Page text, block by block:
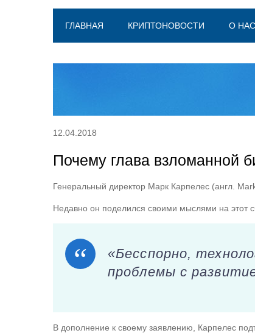
ГЛАВНАЯ КРИПТОНОВОСТИ О НАС
12.04.2018
Почему глава взломанной
Генеральный директор Марк Карпелес (англ.
Недавно он поделился своими мыслями на этот
«Бесспорно,
проблемы с
В дополнение к своему заявлению, Карпелес